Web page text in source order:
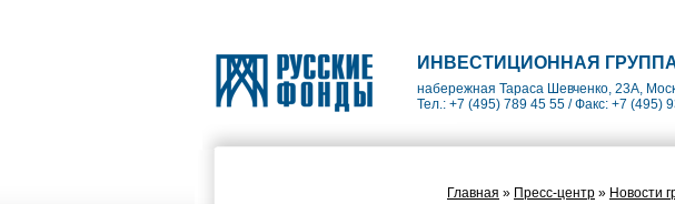
ИНВЕСТИЦИОННАЯ
набережная Тараса Шевченко, 23А,
Тел.: +7 (495) 789 45 55 / Факс: +7 (495)
Главная » Пресс-центр » Новости